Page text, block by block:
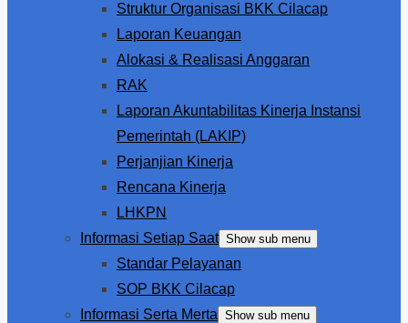
Struktur Organisasi BKK Cilacap
Laporan Keuangan
Alokasi & Realisasi Anggaran
RAK
Laporan Akuntabilitas Kinerja Instansi
Pemerintah (LAKIP)
Perjanjian Kinerja
Rencana Kinerja
LHKPN
Informasi Setiap Saat Show sub menu
Standar Pelayanan
SOP BKK Cilacap
Informasi Serta Merta Show sub menu